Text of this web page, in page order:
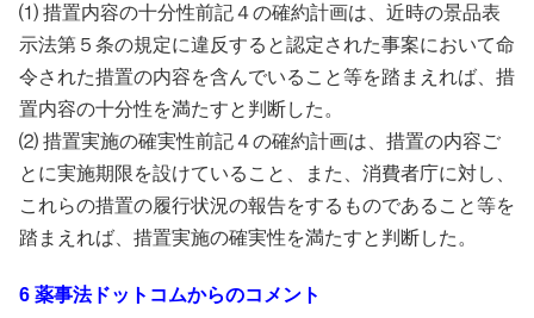
⑴ 措置内容の十分性前記４の確約計画は、近時の景品表
示法第５条の規定に違反すると認定された事案において命
令された措置の内容を含んでいること等を踏まえれば、措
置内容の十分性を満たすと判断した。
⑵ 措置実施の確実性前記４の確約計画は、措置の内容ご
とに実施期限を設けていること、また、消費者庁に対し、
これらの措置の履行状況の報告をするものであること等を
踏まえれば、措置実施の確実性を満たすと判断した。
6 薬事法ドットコムからのコメント